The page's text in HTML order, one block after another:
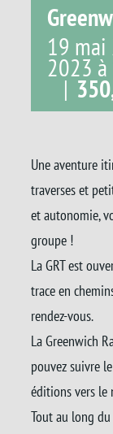
19
2023
|
Une aventure
traverses et
et autonomie,
groupe !
La GRT est
trace en
rendez-vous.
La Greenwich
pouvez suivre
éditions vers le
Tout au long